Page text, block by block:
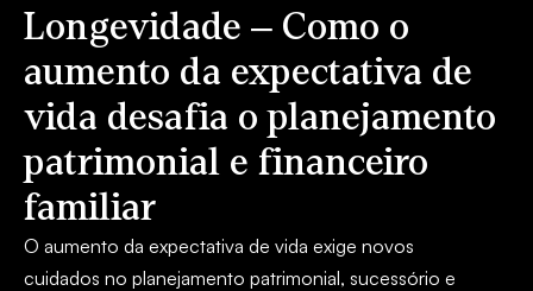
Longevidade – Como o
aumento da expectativa de
vida desafia o planejamento
patrimonial e financeiro
familiar
O aumento da expectativa de vida exige novos
cuidados no planejamento patrimonial, sucessório e